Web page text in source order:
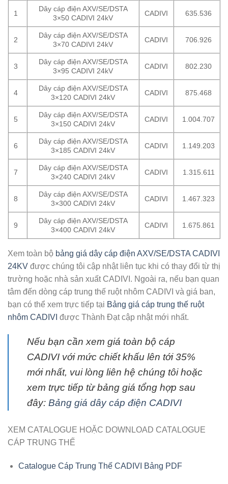
1
Dây cáp điện AXV/SE/DSTA
3×50 CADIVI 24kV
CADIVI 635.536
2
Dây cáp điện AXV/SE/DSTA
3×70 CADIVI 24kV
CADIVI 706.926
3
Dây cáp điện AXV/SE/DSTA
3×95 CADIVI 24kV
CADIVI 802.230
4
Dây cáp điện AXV/SE/DSTA
3×120 CADIVI 24kV
CADIVI 875.468
5
Dây cáp điện AXV/SE/DSTA
3×150 CADIVI 24kV
CADIVI 1.004.707
6
Dây cáp điện AXV/SE/DSTA
3×185 CADIVI 24kV
CADIVI 1.149.203
7
Dây cáp điện AXV/SE/DSTA
3×240 CADIVI 24kV
CADIVI 1.315.611
8
Dây cáp điện AXV/SE/DSTA
3×300 CADIVI 24kV
CADIVI 1.467.323
9
Dây cáp điện AXV/SE/DSTA
3×400 CADIVI 24kV
CADIVI 1.675.861
Xem toàn bộ bảng giá dây cáp điện AXV/SE/DSTA CADIVI
24KV được chúng tôi cập nhật liên tục khi có thay đổi từ thị
trường hoặc nhà sản xuất CADIVI. Ngoài ra, nếu bạn quan
tâm đến dòng cáp trung thế ruột nhôm CADIVI và giá ban,
bạn có thể xem trực tiếp tại Bảng giá cáp trung thế ruột
nhôm CADIVI được Thành Đạt cập nhật mới nhất.
Nếu bạn cần xem giá toàn bộ cáp
CADIVI với mức chiết khấu lên tới 35%
mới nhất, vui lòng liên hệ chúng tôi hoặc
xem trực tiếp từ bảng giá tổng hợp sau
đây: Bảng giá dây cáp điện CADIVI
XEM CATALOGUE HOẶC DOWNLOAD CATALOGUE
CÁP TRUNG THẾ
Catalogue Cáp Trung Thế CADIVI Bảng PDF